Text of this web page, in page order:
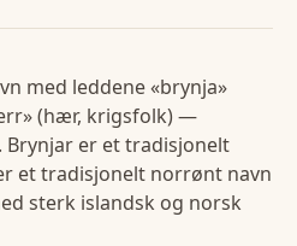
med leddene «brynja»
(hær, krigsfolk) —
er et tradisjonelt
et tradisjonelt norrønt navn
sterk islandsk og norsk